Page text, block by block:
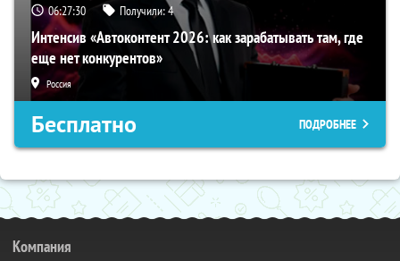
06:27:30 Получили:4
Интенсив «Автоконтент 2026: как зарабатывать там, где
еще нет конкурентов»
Россия
Бесплатно ПОДРОБНЕЕ
Компания